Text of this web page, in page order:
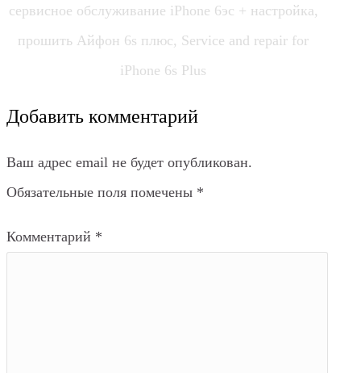
сервисное обслуживание iPhone 6эс + настройка,
прошить Айфон 6s плюс, Service and repair for
iPhone 6s Plus
Добавить комментарий
Ваш адрес email не будет опубликован.
Обязательные поля помечены *
Комментарий *